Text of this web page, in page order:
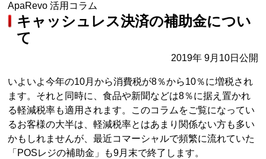
ApaRevo 活用コラム
キャッシュレス決済の補助金につい
て
2019年 9月10日公開
いよいよ今年の10月から消費税が8％から10％に増税され
ます。それと同時に、食品や新聞などは8％に据え置かれ
る軽減税率も適用されます。このコラムをご覧になってい
るお客様の大半は、軽減税率とはあまり関係ない方も多い
かもしれませんが、最近コマーシャルで頻繁に流れていた
「POSレジの補助金」も9月末で終了します。